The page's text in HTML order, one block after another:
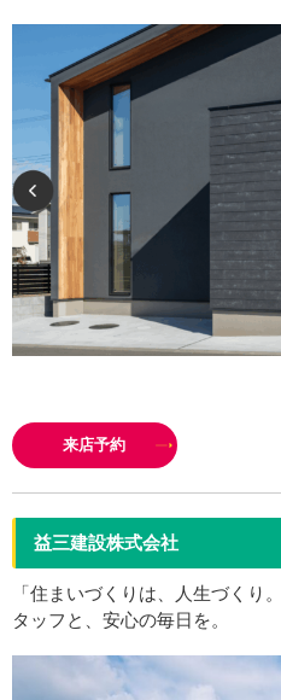
備えた仕様をあらかじめ標準とし、
私たちはこの標準仕…
来店予約
益三建設株式会社
「住まいづくりは、人生づく
タッフと、安心の毎日を。